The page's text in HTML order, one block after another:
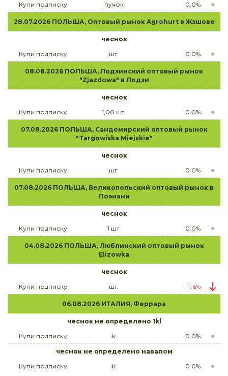
Купи подписку
пучок 0.0%
28.07.2026 ПОЛЬША, Оптовый рынок Agrohurt в Жэшове
чеснок
Купи подписку
шт. 0.0%
08.08.2026 ПОЛЬША, Лодзинский оптовый рынок
"Zjazdowa" в Лодзи
чеснок
Купи подписку
1,00 шт. 0.0%
07.08.2026 ПОЛЬША, Сандомирский оптовый рынок
"Targowiska Miejskie"
чеснок
Купи подписку
шт. 0.0%
07.08.2026 ПОЛЬША, Великопольский оптовый рынок в
Познани
чеснок
Купи подписку
1 шт. 0.0%
04.08.2026 ПОЛЬША, Люблинский оптовый рынок
Elizowka
чеснок
Купи подписку
шт. -11.6%
06.08.2026 ИТАЛИЯ, Феррара
чеснок не определено 1kl
Купи подписку
k
0.0%
чеснок не определено навалом
Купи подписку
k 0.0%